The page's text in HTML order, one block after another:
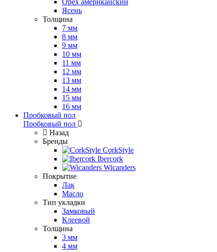
Орех американский
Ясень
Толщина
7 мм
8 мм
9 мм
10 мм
11 мм
12 мм
13 мм
14 мм
15 мм
16 мм
Пробковый пол
Пробковый пол
Назад
Бренды
CorkStyle
Ibercork
Wicanders
Покрытие
Лак
Масло
Тип укладки
Замковый
Клеевой
Толщина
3 мм
4 мм